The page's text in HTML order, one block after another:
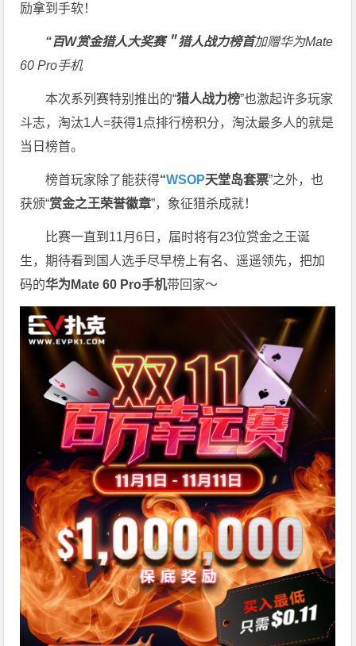
励拿到手软！
“百W赏金猎人大奖赛＂猎人战力榜首加赠华为Mate
60 Pro手机
本次系列赛特别推出的“猎人战力榜”也激起许多玩家
斗志，淘汰1人=获得1点排行榜积分，淘汰最多人的就是
当日榜首。
榜首玩家除了能获得“WSOP天堂岛套票”之外，也
获颁“赏金之王荣誉徽章”，象征猎杀成就！
比赛一直到11月6日，届时将有23位赏金之王诞
生，期待看到国人选手尽早榜上有名、遥遥领先，把加
码的华为Mate 60 Pro手机带回家～